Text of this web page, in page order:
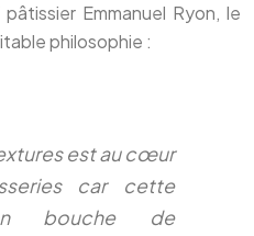
Emmanuel Ryon, le
philosophie :
est au cœur
car cette
bouche de